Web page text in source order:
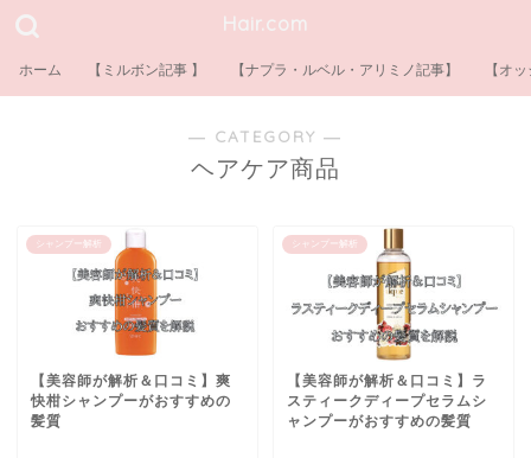
Hair.com
ホーム 【ミルボン記事 】 【ナプラ・ルベル・アリミノ記事】 【オ
― CATEGORY ―
ヘアケア商品
シャンプー解析
【美容師が解析＆口コミ】爽
快柑シャンプーがおすすめの
髪質
シャンプー解析
【美容師が解析＆口コミ】ラ
スティークディープセラムシ
ャンプーがおすすめの髪質